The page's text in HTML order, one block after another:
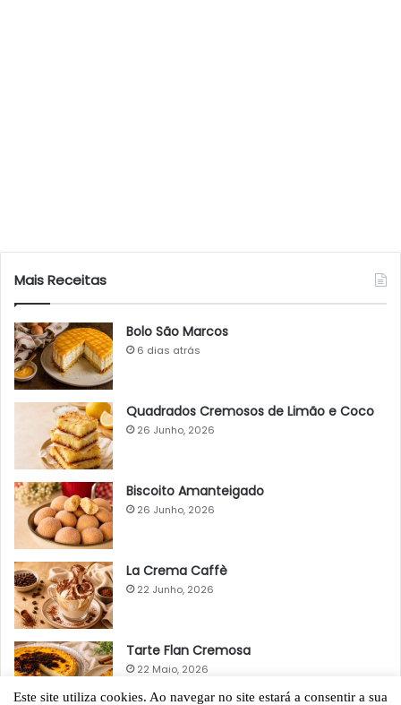
Mais Receitas
Bolo São Marcos
6 dias atrás
Quadrados Cremosos de Limão e Coco
26 Junho, 2026
Biscoito Amanteigado
26 Junho, 2026
La Crema Caffè
22 Junho, 2026
Tarte Flan Cremosa
22 Maio, 2026
Este site utiliza cookies. Ao navegar no site estará a consentir a sua